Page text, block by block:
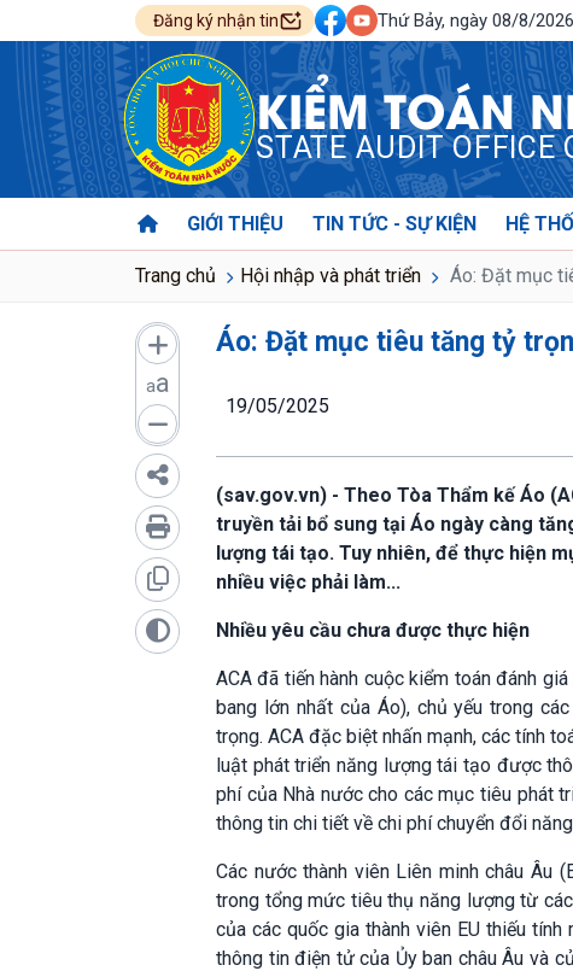
Đăng ký nhận tin Thứ Bảy, ngày 08/8/2026
KIỂM TOÁN
STATE AUDIT OFFICE
GIỚI THIỆU TIN TỨC - SỰ KIỆN HỆ
Trang chủ Hội nhập và phát triển Áo: Đặt mục
aa
Áo: Đặt mục tiêu tăng tỷ
19/05/2025
(sav.gov.vn) - Theo Tòa Thẩm kế Áo
truyền tải bổ sung tại Áo ngày càng
lượng tái tạo. Tuy nhiên, để thực hiện
nhiều việc phải làm...
Nhiều yêu cầu chưa được thực hiện
ACA đã tiến hành cuộc kiểm toán đánh
bang lớn nhất của Áo), chủ yếu trong
trọng. ACA đặc biệt nhấn mạnh, các tính
luật phát triển năng lượng tái tạo được
phí của Nhà nước cho các mục tiêu phát
thông tin chi tiết về chi phí chuyển đổi
Các nước thành viên Liên minh châu Âu
trong tổng mức tiêu thụ năng lượng từ
của các quốc gia thành viên EU thiếu
thông tin điện tử của Ủy ban châu Âu và